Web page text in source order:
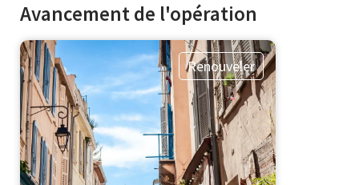
Avancement de l'opération
Renouveler